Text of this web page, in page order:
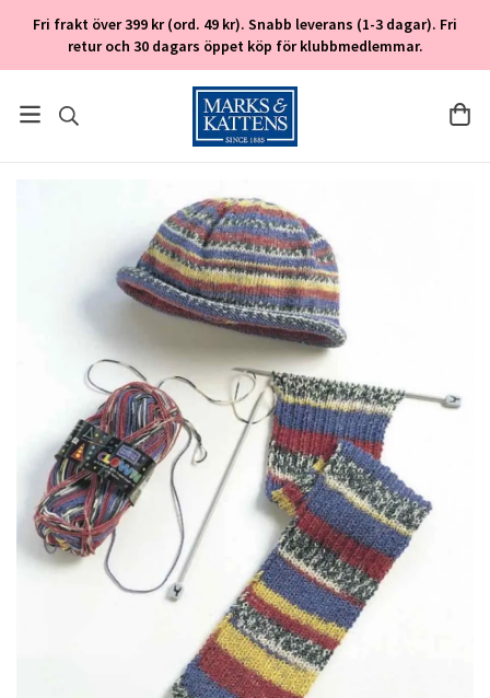
Fri frakt över 399 kr (ord. 49 kr). Snabb leverans (1-3 dagar). Fri
retur och 30 dagars öppet köp för klubbmedlemmar.